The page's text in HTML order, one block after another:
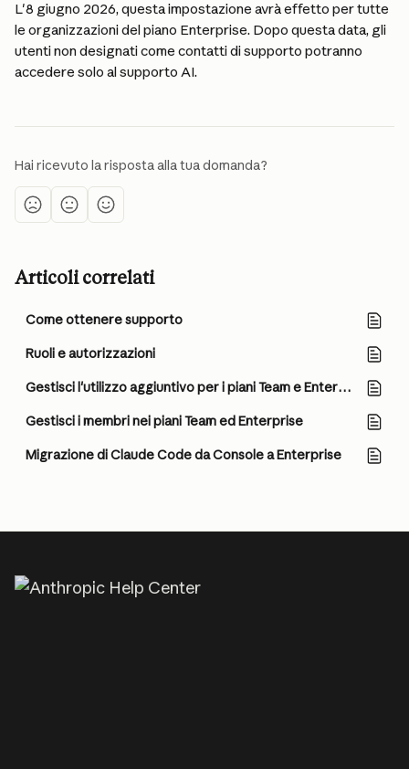
L'8 giugno 2026, questa impostazione avrà effetto per tutte
le organizzazioni del piano Enterprise. Dopo questa data, gli
utenti non designati come contatti di supporto potranno
accedere solo al supporto AI.
Hai ricevuto la risposta alla tua domanda?
Articoli correlati
Come ottenere supporto
Ruoli e autorizzazioni
Gestisci l'utilizzo aggiuntivo per i piani Team e Enterprise basati su seat
Gestisci i membri nei piani Team ed Enterprise
Migrazione di Claude Code da Console a Enterprise